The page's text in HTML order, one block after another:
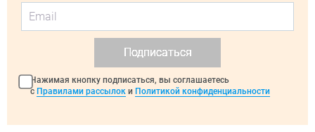
Подписаться
Нажимая кнопку подписаться, вы соглашаетесь
с Правилами рассылок и Политикой конфиденциальности